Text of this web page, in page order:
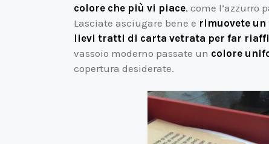
colore che più vi piace, come l’azzurro
Lasciate asciugare bene e rimuovete
lievi tratti di carta vetrata per far
vassoio moderno passate un colore
copertura desiderate.